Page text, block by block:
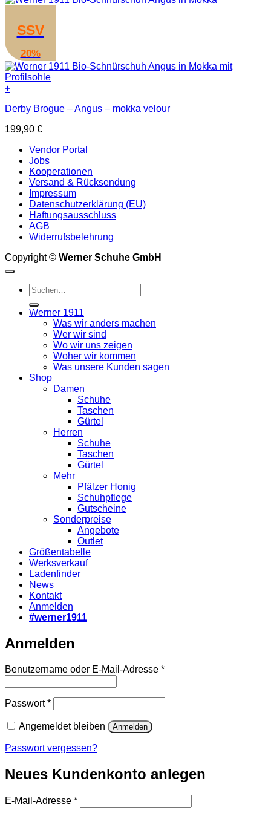
SSV
20%
+
Produkt
mehrere
auf.
Optionen
können
Produktseite
gewählt
werden
Derby Brogue – Angus – mokka velour
199,90 €
Vendor Portal
Jobs
Kooperationen
Versand & Rücksendung
Impressum
Datenschutzerklärung (EU)
Haftungsausschluss
AGB
Widerrufsbelehrung
Copyright © Werner Schuhe GmbH
Suche
nach:
Werner 1911
Was wir anders machen
Wer wir sind
Wo wir uns zeigen
Woher wir kommen
Was unsere Kunden sagen
Shop
Damen
Schuhe
Taschen
Gürtel
Herren
Schuhe
Taschen
Gürtel
Mehr
Pfälzer Honig
Schuhpflege
Gutscheine
Sonderpreise
Angebote
Outlet
Größentabelle
Werksverkauf
Ladenfinder
News
Kontakt
Anmelden
#werner1911
Anmelden
Benutzername oder E-Mail-Adresse *Erforderlich
Passwort*Erforderlich
Angemeldet bleiben Anmelden
Passwort vergessen?
Neues Kundenkonto anlegen
E-Mail-Adresse *Erforderlich